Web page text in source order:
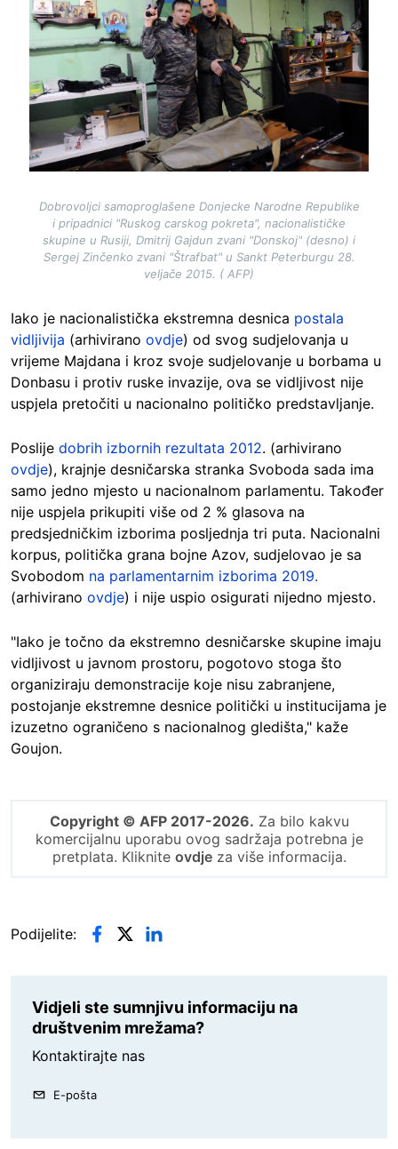
Dobrovoljci samoproglašene Donjecke Narodne Republike
i pripadnici "Ruskog carskog pokreta", nacionalističke
skupine u Rusiji, Dmitrij Gajdun zvani "Donskoj" (desno) i
Sergej Zinčenko zvani "Štrafbat" u Sankt Peterburgu 28.
veljače 2015. ( AFP)
Iako je nacionalistička ekstremna desnica postala
vidljivija (arhivirano ovdje) od svog sudjelovanja u
vrijeme Majdana i kroz svoje sudjelovanje u borbama u
Donbasu i protiv ruske invazije, ova se vidljivost nije
uspjela pretočiti u nacionalno političko predstavljanje.
Poslije dobrih izbornih rezultata 2012. (arhivirano
ovdje), krajnje desničarska stranka Svoboda sada ima
samo jedno mjesto u nacionalnom parlamentu. Također
nije uspjela prikupiti više od 2 % glasova na
predsjedničkim izborima posljednja tri puta. Nacionalni
korpus, politička grana bojne Azov, sudjelovao je sa
Svobodom na parlamentarnim izborima 2019.
(arhivirano ovdje) i nije uspio osigurati nijedno mjesto.
"Iako je točno da ekstremno desničarske skupine imaju
vidljivost u javnom prostoru, pogotovo stoga što
organiziraju demonstracije koje nisu zabranjene,
postojanje ekstremne desnice politički u institucijama je
izuzetno ograničeno s nacionalnog gledišta," kaže
Goujon.
Copyright © AFP 2017-2026. Za bilo kakvu
komercijalnu uporabu ovog sadržaja potrebna je
pretplata. Kliknite ovdjeza više informacija.
Podijelite:
Vidjeli ste sumnjivu informaciju na
društvenim mrežama?
Kontaktirajte nas
E-pošta